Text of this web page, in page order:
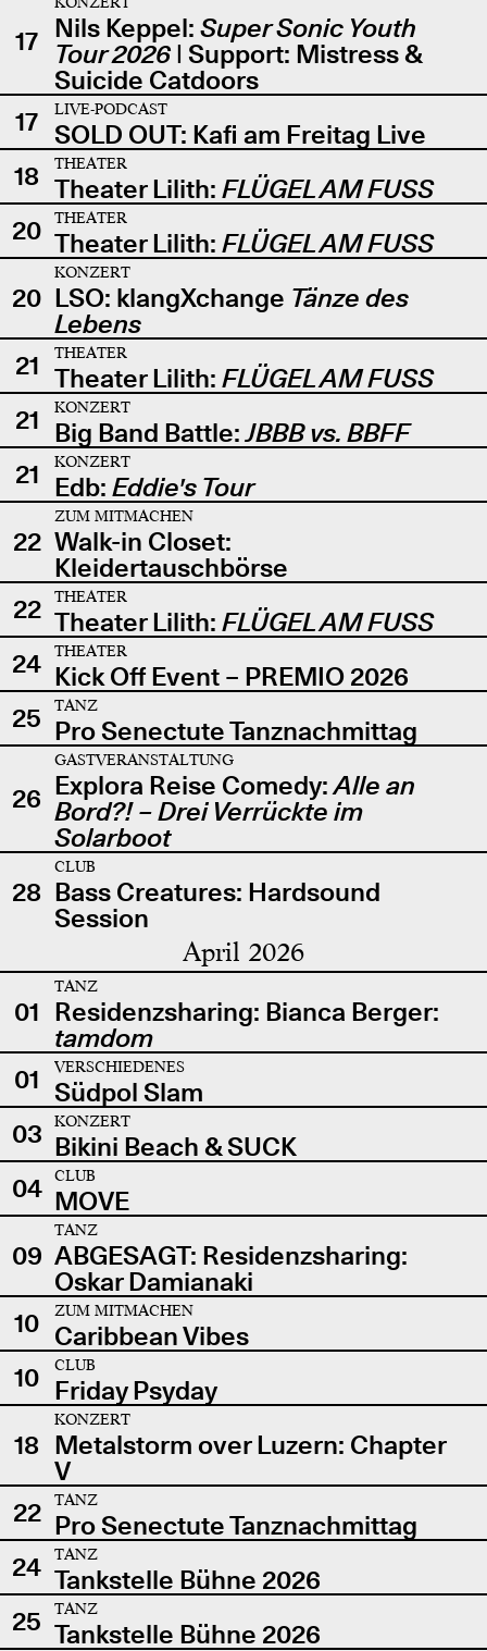
17 Nils Keppel: Super Sonic Youth
Tour 2026| Support: Mistress &
Suicide Catdoors
17
LIVE-PODCAST
SOLD OUT: Kafi am Freitag Live
18
THEATER
Theater Lilith: FLÜGEL AM FUSS
20
THEATER
Theater Lilith: FLÜGEL AM FUSS
20
KONZERT
LSO: klangXchange Tänze des
Lebens
21
THEATER
Theater Lilith: FLÜGEL AM FUSS
21
KONZERT
Big Band Battle:JBBB vs. BBFF
21
KONZERT
Edb: Eddie's Tour
22
ZUM MITMACHEN
Walk-in Closet:
Kleidertauschbörse
22
THEATER
Theater Lilith: FLÜGEL AM FUSS
24
THEATER
Kick Off Event – PREMIO 2026
25
TANZ
Pro Senectute Tanznachmittag
26
GASTVERANSTALTUNG
Explora Reise Comedy:Alle an
Bord?! – Drei Verrückte im
Solarboot
28
CLUB
Bass Creatures: Hardsound
Session
April 2026
01
TANZ
Residenzsharing: Bianca Berger:
tamdom
01
VERSCHIEDENES
Südpol Slam
03
KONZERT
Bikini Beach & SUCK
04
CLUB
MOVE
09
TANZ
ABGESAGT: Residenzsharing:
Oskar Damianaki
10
ZUM MITMACHEN
Caribbean Vibes
10
CLUB
Friday Psyday
18
KONZERT
Metalstorm over Luzern: Chapter
V
22
TANZ
Pro Senectute Tanznachmittag
24
TANZ
Tankstelle Bühne 2026
25
TANZ
Tankstelle Bühne 2026